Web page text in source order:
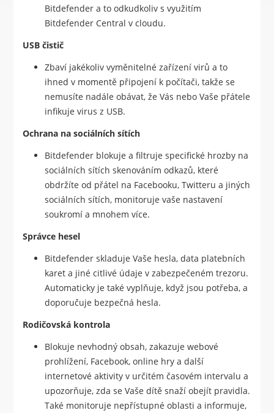
Bitdefender a to odkudkoliv s využitím
Bitdefender Central v cloudu.
USB čistič
Zbaví jakékoliv vyměnitelné zařízení virů a to
ihned v momentě připojení k počítači, takže se
nemusíte nadále obávat, že Vás nebo Vaše přátele
infikuje virus z USB.
Ochrana na sociálních sítích
Bitdefender blokuje a filtruje specifické hrozby na
sociálních sítích skenováním odkazů, které
obdržíte od přátel na Facebooku, Twitteru a jiných
sociálních sítích, monitoruje vaše nastavení
soukromí a mnohem více.
Správce hesel
Bitdefender skladuje Vaše hesla, data platebních
karet a jiné citlivé údaje v zabezpečeném trezoru.
Automaticky je také vyplňuje, když jsou potřeba, a
doporučuje bezpečná hesla.
Rodičovská kontrola
Blokuje nevhodný obsah, zakazuje webové
prohlížení, Facebook, online hry a další
internetové aktivity v určitém časovém intervalu a
upozorňuje, zda se Vaše dítě snaží obejít pravidla.
Také monitoruje nepřístupné oblasti a informuje,